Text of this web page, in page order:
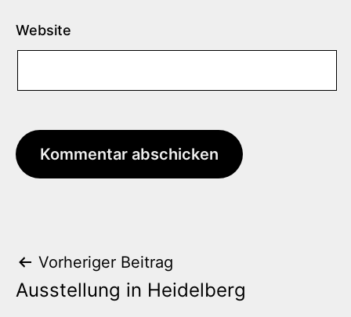
Website
Beitrags-
Navigation
Vorheriger Beitrag
Ausstellung in Heidelberg